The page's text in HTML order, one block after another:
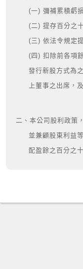
(一) 彌補累積虧
(二) 提存百分之
(三) 依法令規定
(四) 扣除前各項
發行新股方式為
上董事之出席，
二、本公司股利政策
並兼顧股東利益
配盈餘之百分之